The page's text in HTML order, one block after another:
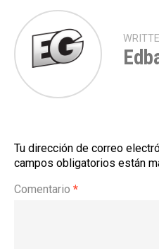
Tu dirección de correo
campos obligatorios están
Comentario *